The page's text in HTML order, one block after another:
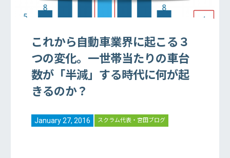
これから自動車業界に起こる３
つの変化。一世帯当たりの車台
数が「半減」する時代に何が起
きるのか？
January 27, 2016 スクラム代表・宮田ブログ